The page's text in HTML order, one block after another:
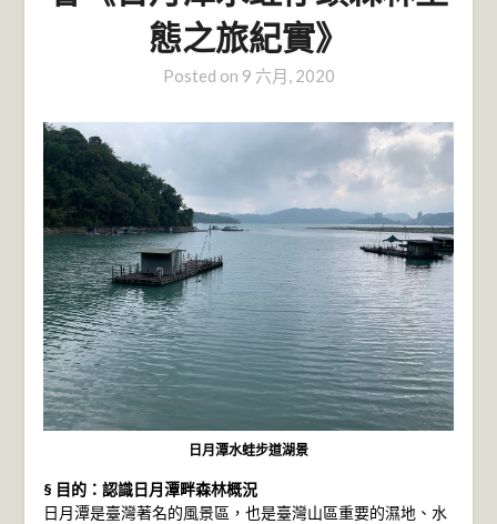
態之旅紀實》
Posted on 9 六月, 2020
日月潭水蛙步道湖景
§ 目的：認識日月潭畔森林概況
日月潭是臺灣著名的風景區，也是臺灣山區重要的濕地、水